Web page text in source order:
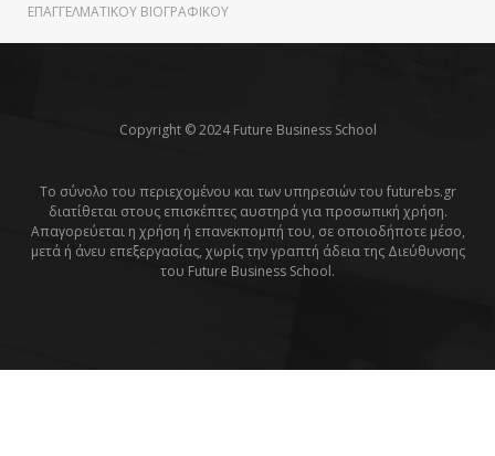
ΕΠΑΓΓΕΛΜΑΤΙΚΟΎ ΒΙΟΓΡΑΦΙΚΟΎ
Copyright © 2024 Future Business School
Το σύνολο του περιεχομένου και των υπηρεσιών του futurebs.gr
διατίθεται στους επισκέπτες αυστηρά για προσωπική χρήση.
Απαγορεύεται η χρήση ή επανεκπομπή του, σε οποιοδήποτε μέσο,
μετά ή άνευ επεξεργασίας, χωρίς την γραπτή άδεια της Διεύθυνσης
του Future Business School.